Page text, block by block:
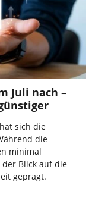
Juli nach –
sich die
die
minimal
Blick auf die
geprägt.